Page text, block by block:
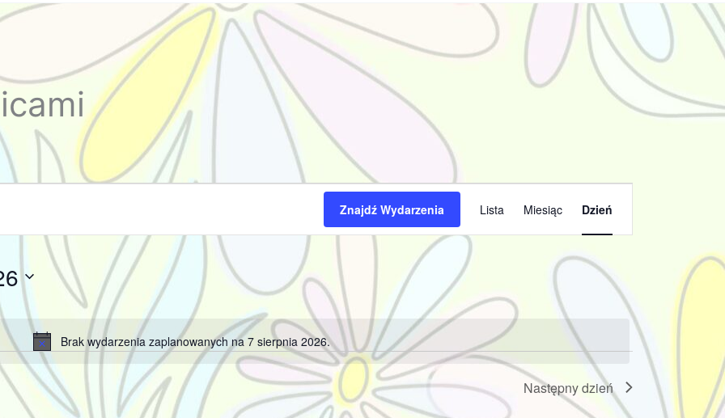
Powiadomienie
Brak wydarzenia zaplanowanych na 7 sierpnia 2026.
Znajdź Wydarzenia
Widoki
nawigacja
Lista Miesiąc Dzień
Następny dzień